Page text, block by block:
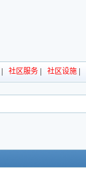
社区服务 社区设施